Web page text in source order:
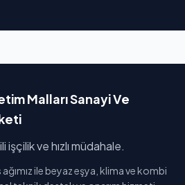
Malları Sanayi Ve
işçilik ve hızlı müdahale.
ile beyaz eşya, klima ve kombi